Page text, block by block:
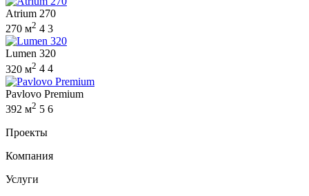
Atrium 270
270 м2 4 3
Lumen 320
320 м2 4 4
Pavlovo Premium
392 м2 5 6
Проекты
Компания
Услуги